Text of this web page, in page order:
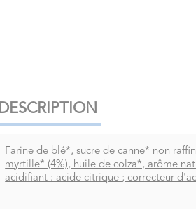
DESCRIPTION
Farine de blé*, sucre de canne* non
myrtille* (4%), huile de colza*, arôme
acidifiant : acide citrique ; correcteur